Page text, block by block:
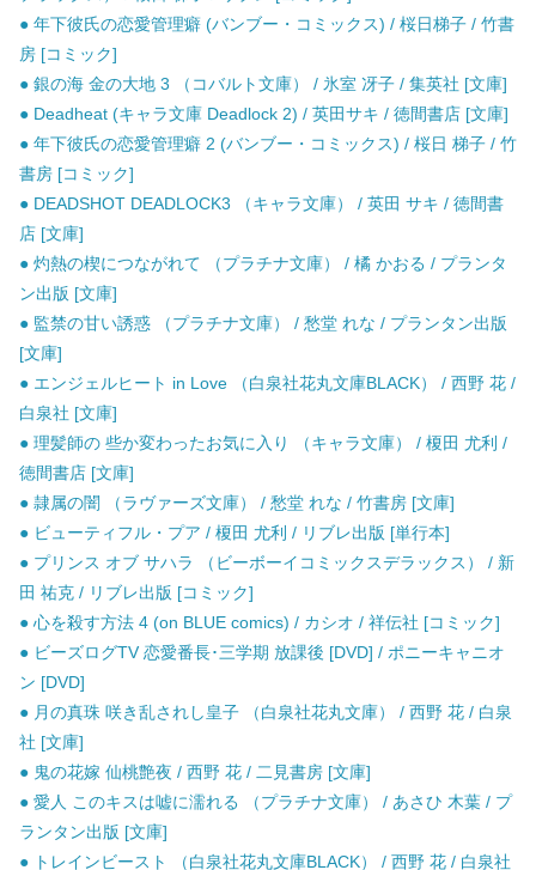
● 年下彼氏の恋愛管理癖 (バンブー・コミックス) / 桜日梯子 / 竹書
房 [コミック]
● 銀の海 金の大地 3 （コバルト文庫） / 氷室 冴子 / 集英社 [文庫]
● Deadheat (キャラ文庫 Deadlock 2) / 英田サキ / 徳間書店 [文庫]
● 年下彼氏の恋愛管理癖 2 (バンブー・コミックス) / 桜日 梯子 / 竹
書房 [コミック]
● DEADSHOT DEADLOCK3 （キャラ文庫） / 英田 サキ / 徳間書
店 [文庫]
● 灼熱の楔につながれて （プラチナ文庫） / 橘 かおる / プランタ
ン出版 [文庫]
● 監禁の甘い誘惑 （プラチナ文庫） / 愁堂 れな / プランタン出版
[文庫]
● エンジェルヒート in Love （白泉社花丸文庫BLACK） / 西野 花 /
白泉社 [文庫]
● 理髪師の 些か変わったお気に入り （キャラ文庫） / 榎田 尤利 /
徳間書店 [文庫]
● 隷属の闇 （ラヴァーズ文庫） / 愁堂 れな / 竹書房 [文庫]
● ビューティフル・プア / 榎田 尤利 / リブレ出版 [単行本]
● プリンス オブ サハラ （ビーボーイコミックスデラックス） / 新
田 祐克 / リブレ出版 [コミック]
● 心を殺す方法 4 (on BLUE comics) / カシオ / 祥伝社 [コミック]
● ビーズログTV 恋愛番長･三学期 放課後 [DVD] / ポニーキャニオ
ン [DVD]
● 月の真珠 咲き乱されし皇子 （白泉社花丸文庫） / 西野 花 / 白泉
社 [文庫]
● 鬼の花嫁 仙桃艶夜 / 西野 花 / 二見書房 [文庫]
● 愛人 このキスは嘘に濡れる （プラチナ文庫） / あさひ 木葉 / プ
ランタン出版 [文庫]
● トレインビースト （白泉社花丸文庫BLACK） / 西野 花 / 白泉社